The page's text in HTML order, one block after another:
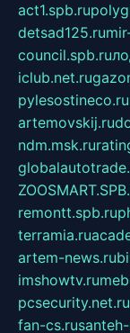
act1.spb.ru
detsad125.ru
council.spb.ru
iclub.net.ru
pylesostineco.ru
artemovskij.ru
ndm.msk.ru
remontt.spb.ru
terramia.ru
artem-news.ru
imshowtv.ru
pcsecurity.net.ru
fan-cs.ru